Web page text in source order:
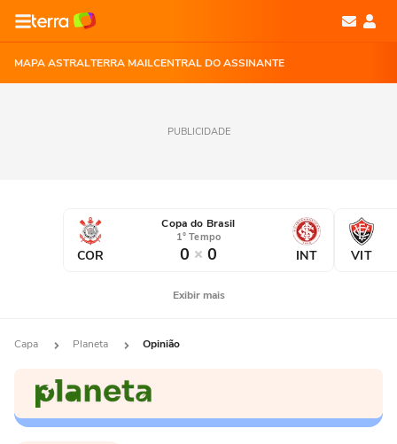
MAPA ASTRALTERRA MAILCENTRAL DO ASSINANTE
PUBLICIDADE
COR
Copa do Brasil
1° Tempo
0 0 INT VIT
Exibir mais
Capa Planeta Opinião